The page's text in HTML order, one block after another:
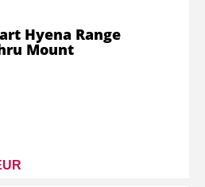
Hyena Range
Mount